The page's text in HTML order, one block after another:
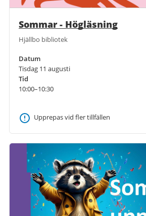
Sommar - Högläsning
Hjällbo bibliotek
Datum
Tisdag 11 augusti
Tid
10:00–10:30
Upprepas vid fler tillfällen